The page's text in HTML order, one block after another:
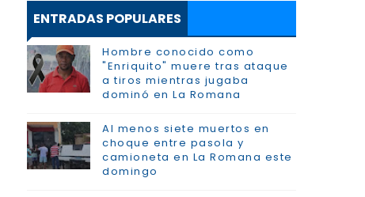
ENTRADAS POPULARES
Hombre conocido como
"Enriquito" muere tras ataque
a tiros mientras jugaba
dominó en La Romana
Al menos siete muertos en
choque entre pasola y
camioneta en La Romana este
domingo